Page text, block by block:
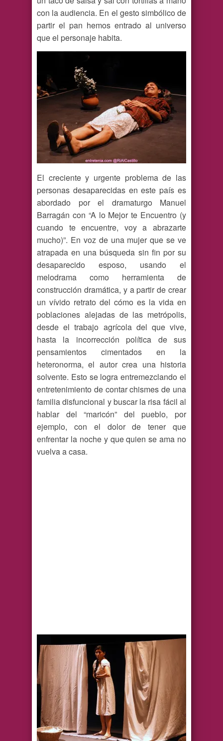
con la audiencia. En el gesto simbólico de
partir el pan hemos entrado al universo
que el personaje habita.
El creciente y urgente problema de las
personas desaparecidas en este país es
abordado por el dramaturgo Manuel
Barragán con “A lo Mejor te Encuentro (y
cuando te encuentre, voy a abrazarte
mucho)”. En voz de una mujer que se ve
atrapada en una búsqueda sin fin por su
desaparecido esposo, usando el
melodrama como herramienta de
construcción dramática, y a partir de crear
un vívido retrato del cómo es la vida en
poblaciones alejadas de las metrópolis,
desde el trabajo agrícola del que vive,
hasta la incorrección política de sus
pensamientos cimentados en la
heteronorma, el autor crea una historia
solvente. Esto se logra entremezclando el
entretenimiento de contar chismes de una
familia disfuncional y buscar la risa fácil al
hablar del “maricón” del pueblo, por
ejemplo, con el dolor de tener que
enfrentar la noche y que quien se ama no
vuelva a casa.